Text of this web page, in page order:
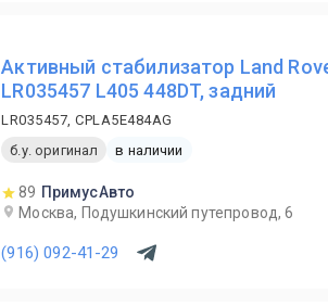
Активный стабилизатор Land
LR035457 L405 448DT, задний
LR035457, CPLA5E484AG
б.у. оригинал
в наличии
89 ПримусАвто
Москва, Подушкинский путепровод, 6
(916) 092-41-29